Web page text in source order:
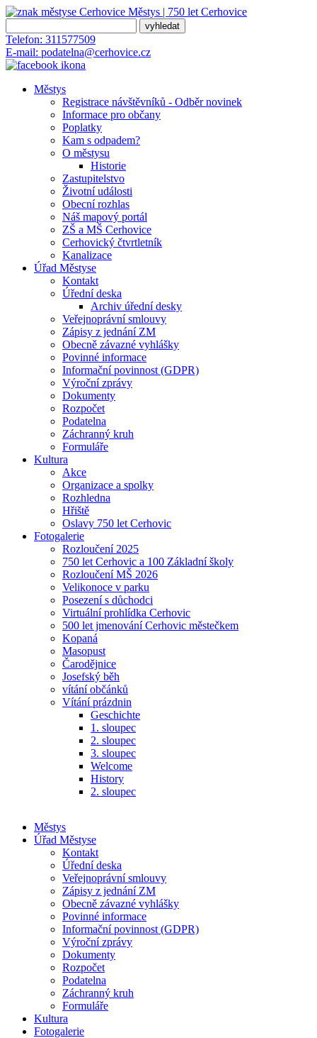
Městys | 750 let Cerhovice
Telefon: 311577509
E-mail: podatelna@cerhovice.cz
Městys
Registrace návštěvníků - Odběr novinek
Informace pro občany
Poplatky
Kam s odpadem?
O městysu
Historie
Zastupitelstvo
Životní události
Obecní rozhlas
Náš mapový portál
ZŠ a MŠ Cerhovice
Cerhovický čtvrtletník
Kanalizace
Úřad Městyse
Kontakt
Úřední deska
Archiv úřední desky
Veřejnoprávní smlouvy
Zápisy z jednání ZM
Obecně závazné vyhlášky
Povinné informace
Informační povinnost (GDPR)
Výroční zprávy
Dokumenty
Rozpočet
Podatelna
Záchranný kruh
Formuláře
Kultura
Akce
Organizace a spolky
Rozhledna
Hřiště
Oslavy 750 let Cerhovic
Fotogalerie
Rozloučení 2025
750 let Cerhovic a 100 Základní školy
Rozloučení MŠ 2026
Velikonoce v parku
Posezení s důchodci
Virtuální prohlídka Cerhovic
500 let jmenování Cerhovic městečkem
Kopaná
Masopust
Čarodějnice
Josefský běh
vítání občánků
Vítání prázdnin
Geschichte
1. sloupec
2. sloupec
3. sloupec
Welcome
History
2. sloupec
Městys
Úřad Městyse
Kontakt
Úřední deska
Veřejnoprávní smlouvy
Zápisy z jednání ZM
Obecně závazné vyhlášky
Povinné informace
Informační povinnost (GDPR)
Výroční zprávy
Dokumenty
Rozpočet
Podatelna
Záchranný kruh
Formuláře
Kultura
Fotogalerie